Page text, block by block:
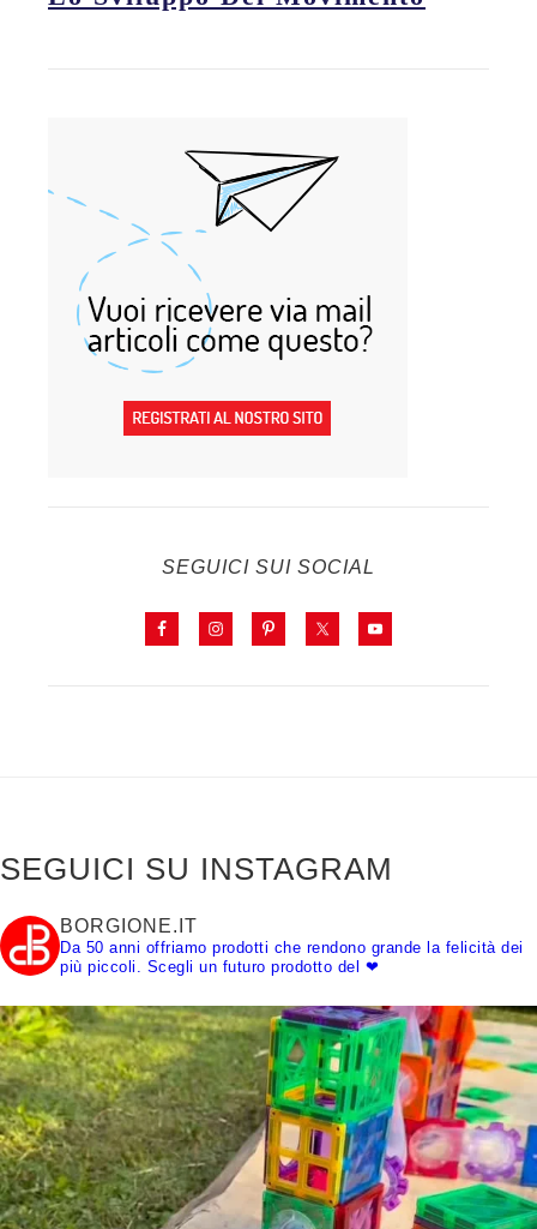
SEGUICI SUI SOCIAL
SEGUICI SU INSTAGRAM
BORGIONE.IT
Da 50 anni offriamo prodotti che rendono grande la felicità dei
più piccoli. Scegli un futuro prodotto del ❤